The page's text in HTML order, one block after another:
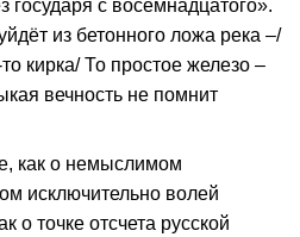
государя с восемнадцатого».
из бетонного ложа река –/
кирка/ То простое железо –
вечность не помнит
как о немыслимом
исключительно волей
о точке отсчета русской